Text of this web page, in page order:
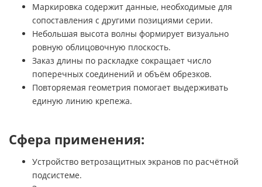
Маркировка содержит данные, необходимые для
сопоставления с другими позициями серии.
Небольшая высота волны формирует визуально
ровную облицовочную плоскость.
Заказ длины по раскладке сокращает число
поперечных соединений и объём обрезков.
Повторяемая геометрия помогает выдерживать
единую линию крепежа.
Сфера применения:
Устройство ветрозащитных экранов по расчётной
подсистеме.